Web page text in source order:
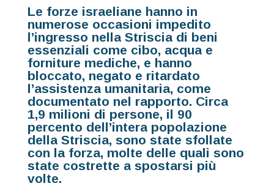
Le forze israeliane hanno in
numerose occasioni impedito
l’ingresso nella Striscia di beni
essenziali come cibo, acqua e
forniture mediche, e hanno
bloccato, negato e ritardato
l’assistenza umanitaria, come
documentato nel rapporto. Circa
1,9 milioni di persone, il 90
percento dell’intera popolazione
della Striscia, sono state sfollate
con la forza, molte delle quali sono
state costrette a spostarsi più
volte.